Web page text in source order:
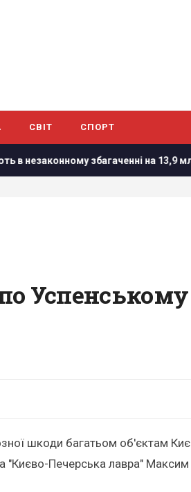
СВІТ СПОРТ
збагаченні на 13,9 млн грн: в НАБУ
шкоди багатьом об'єктам
"Києво-Печерська лавра"